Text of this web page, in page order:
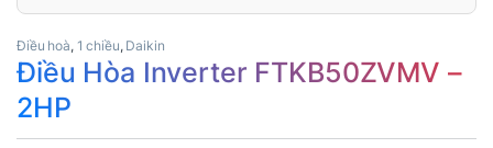
Điều hoà, 1 chiều, Daikin
Điều Hòa Inverter FTKB50ZVMV –
2HP